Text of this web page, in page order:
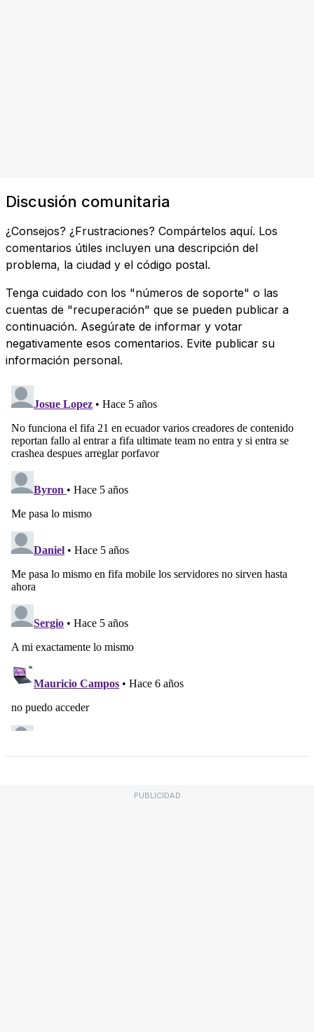
Discusión comunitaria
¿Consejos? ¿Frustraciones? Compártelos aquí. Los
comentarios útiles incluyen una descripción del
problema, la ciudad y el código postal.
Tenga cuidado con los "números de soporte" o las
cuentas de "recuperación" que se pueden publicar a
continuación. Asegúrate de informar y votar
negativamente esos comentarios. Evite publicar su
información personal.
PUBLICIDAD